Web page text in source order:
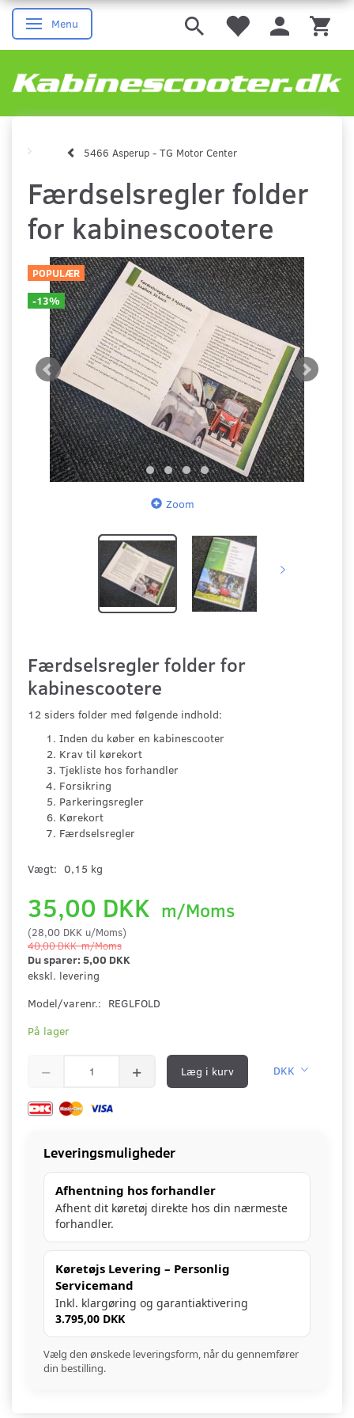
Skifte navigation
Menu
5466 Asperup - TG Motor Center
Færdselsregler folder
for kabinescootere
POPULÆR
-13%
Zoom
Færdselsregler folder for
kabinescootere
12 siders folder med følgende indhold:
Inden du køber en kabinescooter
Krav til kørekort
Tjekliste hos forhandler
Forsikring
Parkeringsregler
Kørekort
Færdselsregler
Vægt: 0,15 kg
35,00 DKK m/Moms
(28,00 DKK u/Moms)
40,00 DKKm/Moms
Du sparer: 5,00 DKK
ekskl. levering
Model/varenr.: REGLFOLD
På lager
Læg i kurv DKK
Leveringsmuligheder
Afhentning hos forhandler
Afhent dit køretøj direkte hos din nærmeste
forhandler.
Køretøjs Levering – Personlig
Servicemand
Inkl. klargøring og garantiaktivering
3.795,00 DKK
Vælg den ønskede leveringsform, når du gennemfører
din bestilling.